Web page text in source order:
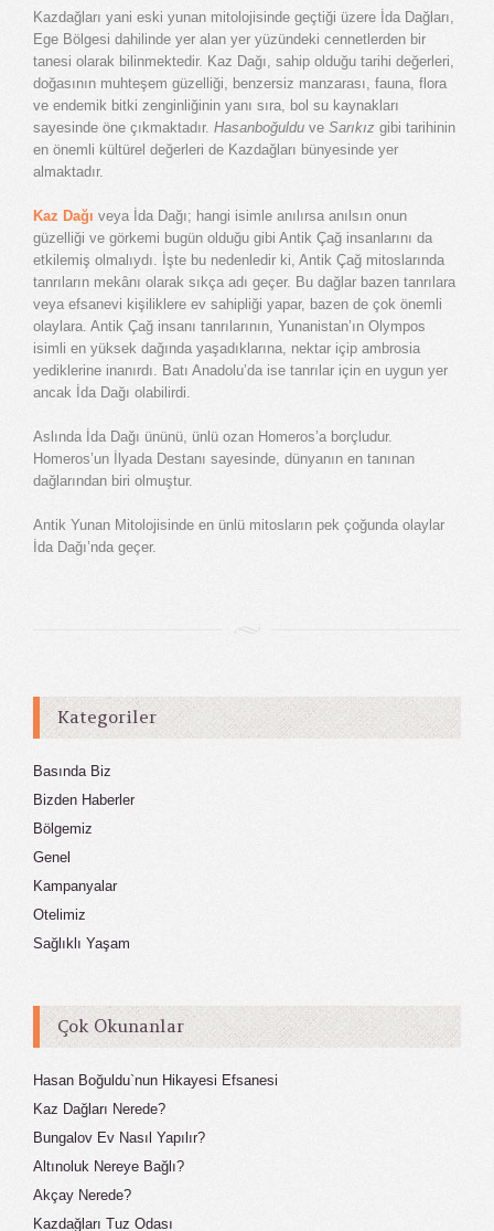
Kazdağları yani eski yunan mitolojisinde geçtiği üzere İda Dağları,
Ege Bölgesi dahilinde yer alan yer yüzündeki cennetlerden bir
tanesi olarak bilinmektedir. Kaz Dağı, sahip olduğu tarihi değerleri,
doğasının muhteşem güzelliği, benzersiz manzarası, fauna, flora
ve endemik bitki zenginliğinin yanı sıra, bol su kaynakları
sayesinde öne çıkmaktadır. Hasanboğuldu ve Sarıkız gibi tarihinin
en önemli kültürel değerleri de Kazdağları bünyesinde yer
almaktadır.
Kaz Dağı veya İda Dağı; hangi isimle anılırsa anılsın onun
güzelliği ve görkemi bugün olduğu gibi Antik Çağ insanlarını da
etkilemiş olmalıydı. İşte bu nedenledir ki, Antik Çağ mitoslarında
tanrıların mekânı olarak sıkça adı geçer. Bu dağlar bazen tanrılara
veya efsanevi kişiliklere ev sahipliği yapar, bazen de çok önemli
olaylara. Antik Çağ insanı tanrılarının, Yunanistan’ın Olympos
isimli en yüksek dağında yaşadıklarına, nektar içip ambrosia
yediklerine inanırdı. Batı Anadolu’da ise tanrılar için en uygun yer
ancak İda Dağı olabilirdi.
Aslında İda Dağı ününü, ünlü ozan Homeros’a borçludur.
Homeros’un İlyada Destanı sayesinde, dünyanın en tanınan
dağlarından biri olmuştur.
Antik Yunan Mitolojisinde en ünlü mitosların pek çoğunda olaylar
İda Dağı’nda geçer.
Kategoriler
Basında Biz
Bizden Haberler
Bölgemiz
Genel
Kampanyalar
Otelimiz
Sağlıklı Yaşam
Çok Okunanlar
Hasan Boğuldu`nun Hikayesi Efsanesi
Kaz Dağları Nerede?
Bungalov Ev Nasıl Yapılır?
Altınoluk Nereye Bağlı?
Akçay Nerede?
Kazdağları Tuz Odası